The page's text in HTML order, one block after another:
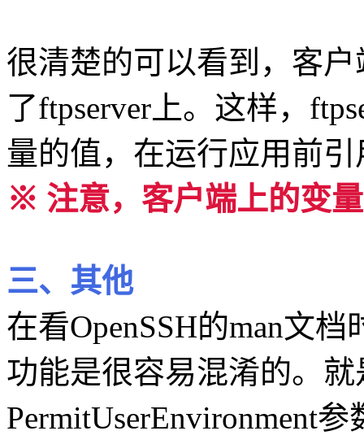
很清楚的可以看到，客
了ftpserver上。这样，
量的值，在运行应用前引
※ 注意，客户端上的变
三、其他
在看OpenSSH的man文
功能是很容易混淆的。
PermitUserEnvironment参